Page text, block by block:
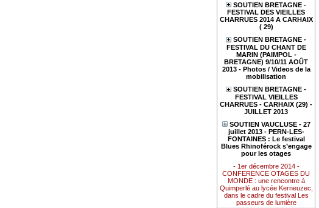
SOUTIEN BRETAGNE -
FESTIVAL DES VIEILLES
CHARRUES 2014 A CARHAIX
( 29)
SOUTIEN BRETAGNE -
FESTIVAL DU CHANT DE
MARIN (PAIMPOL -
BRETAGNE) 9/10/11 AOÛT
2013 - Photos / Videos de la
mobilisation
SOUTIEN BRETAGNE -
FESTIVAL VIEILLES
CHARRUES - CARHAIX (29) -
JUILLET 2013
SOUTIEN VAUCLUSE - 27
juillet 2013 - PERN-LES-
FONTAINES : Le festival
Blues Rhinoférock s’engage
pour les otages
- 1er décembre 2014 -
CONFERENCE OTAGES DU
MONDE : une rencontre à
Quimperlé au lycée Kerneuzec,
dans le cadre du festival Les
passeurs de lumière